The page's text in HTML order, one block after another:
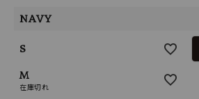
NAVY
S
M
在庫切れ